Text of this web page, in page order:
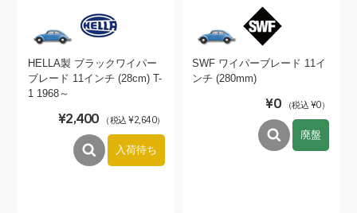
HELLA製 ブラックワイパー
ブレード 11インチ (28cm) T-
1 1968～
¥2,400 （税込 ¥2,640）
入荷待ち
SWF ワイパーブレード 11イ
ンチ (280mm)
¥0 （税込 ¥0）
廃盤